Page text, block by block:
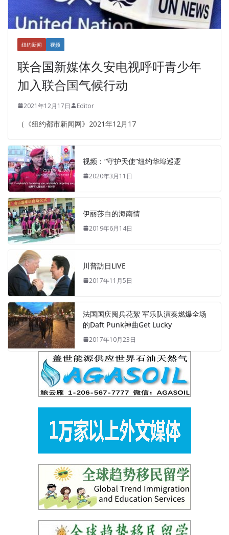
纽约新闻 视频
联合国新媒体久安电视呼吁青少年
加入联合国气候行动
2021年12月17日 Editor
（《纽约都市新闻网》2021年12月17
视频：“守护天使”纽约华埠巡逻
2020年3月11日
伊丽莎白的海南情
2019年6月14日
川普訪日LIVE
2017年11月5日
法国国庆阅兵花絮 军乐队演奏燃爆全场
的Daft Punk神曲Get Lucky
2017年10月23日